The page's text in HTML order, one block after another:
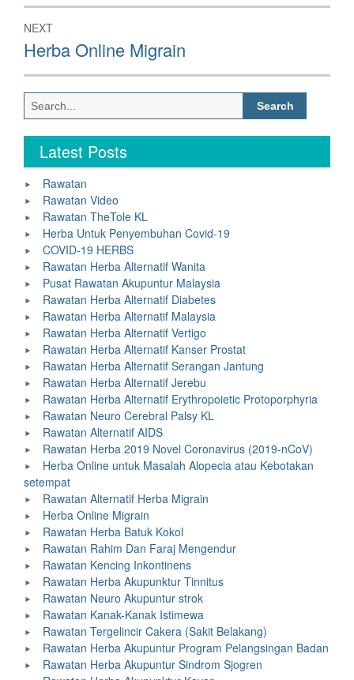
NEXT
Next
post:
Herba Online Migrain
Search
for:
Latest Posts
Rawatan
Rawatan Video
Rawatan TheTole KL
Herba Untuk Penyembuhan Covid-19
COVID-19 HERBS
Rawatan Herba Alternatif Wanita
Pusat Rawatan Akupuntur Malaysia
Rawatan Herba Alternatif Diabetes
Rawatan Herba Alternatif Malaysia
Rawatan Herba Alternatif Vertigo
Rawatan Herba Alternatif Kanser Prostat
Rawatan Herba Alternatif Serangan Jantung
Rawatan Herba Alternatif Jerebu
Rawatan Herba Alternatif Erythropoietic Protoporphyria
Rawatan Neuro Cerebral Palsy KL
Rawatan Alternatif AIDS
Rawatan Herba 2019 Novel Coronavirus (2019-nCoV)
Herba Online untuk Masalah Alopecia atau Kebotakan
setempat
Rawatan Alternatif Herba Migrain
Herba Online Migrain
Rawatan Herba Batuk Kokol
Rawatan Rahim Dan Faraj Mengendur
Rawatan Kencing Inkontinens
Rawatan Herba Akupunktur Tinnitus
Rawatan Neuro Akupuntur strok
Rawatan Kanak-Kanak Istimewa
Rawatan Tergelincir Cakera (Sakit Belakang)
Rawatan Herba Akupuntur Program Pelangsingan Badan
Rawatan Herba Akupuntur Sindrom Sjogren